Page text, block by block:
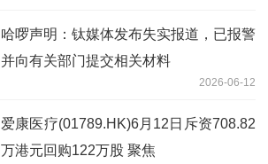
哈啰声明：钛媒体发布失实报道，已报警
并向有关部门提交相关材料
2026-06-12
爱康医疗(01789.HK)6月12日斥资708.82
万港元回购122万股 聚焦